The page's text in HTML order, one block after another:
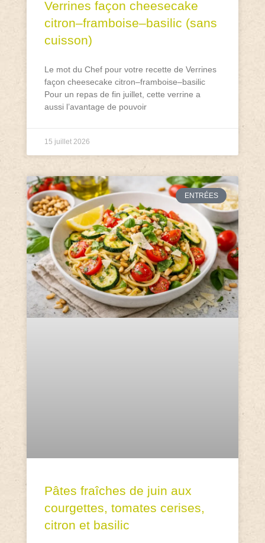
Verrines façon cheesecake
citron–framboise–basilic (sans
cuisson)
Le mot du Chef pour votre recette de Verrines
façon cheesecake citron–framboise–basilic
Pour un repas de fin juillet, cette verrine a
aussi l’avantage de pouvoir
15 juillet 2026
ENTRÉES
Pâtes fraîches de juin aux
courgettes, tomates cerises,
citron et basilic